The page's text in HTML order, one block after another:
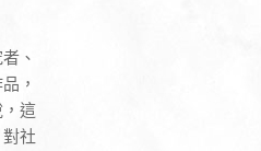
、
，
這
社